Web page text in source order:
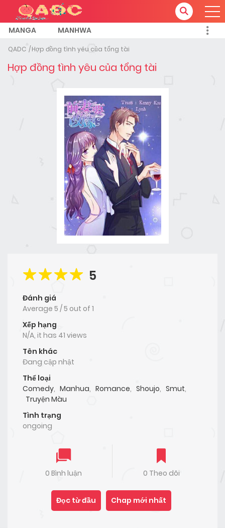
MANGA MANHWA
QADC Hợp đồng tình yêu của tổng tài
Hợp đồng tình yêu của tổng tài
5
Đánh giá
Average 5 /5 out of 1
Xếp hạng
N/A, it has 41 views
Tên khác
Đang cập nhật
Thể loại
Comedy, Manhua, Romance, Shoujo, Smut,
Truyện Màu
Tình trạng
ongoing
0 Bình luận 0 Theo dõi
Đọc từ đầu Chap mới nhất